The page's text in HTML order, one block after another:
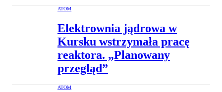
ATOM
Elektrownia jądrowa w
Kursku wstrzymała pracę
reaktora. „Planowany
przegląd”
ATOM